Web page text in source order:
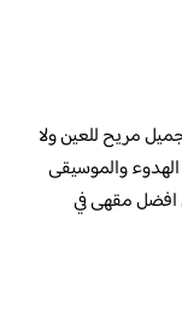
مريح للعين ولا
الهدوء والموسيقى
افضل مقهى في